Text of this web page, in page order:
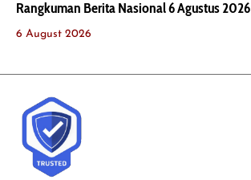
Rangkuman Berita Nasional 6 Agustus 2026
6 August 2026